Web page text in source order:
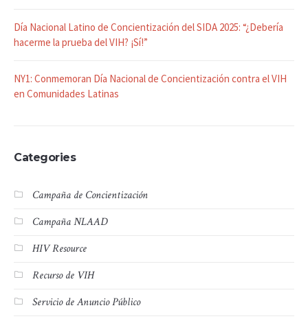
Día Nacional Latino de Concientización del SIDA 2025: “¿Debería
hacerme la prueba del VIH? ¡Sí!”
NY1: Conmemoran Día Nacional de Concientización contra el VIH
en Comunidades Latinas
Categories
Campaña de Concientización
Campaña NLAAD
HIV Resource
Recurso de VIH
Servicio de Anuncio Público